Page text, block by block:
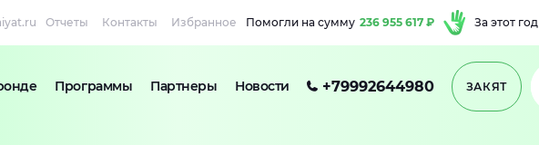
Отчеты Контакты Избранное Помогли на сумму 236 955 617 ₽ За этот год
Программы Партнеры Новости +79992644980 ЗАКЯТ